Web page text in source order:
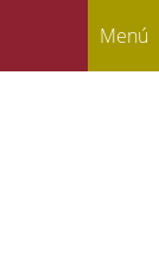
Menú